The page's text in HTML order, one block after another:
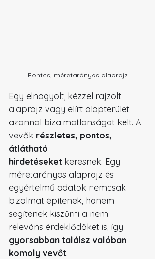
Pontos, méretarányos alaprajz
Egy elnagyolt, kézzel rajzolt
alaprajz vagy elírt alapterület
azonnal bizalmatlanságot kelt. A
vevők részletes, pontos,
átlátható
hirdetéseket keresnek. Egy
méretarányos alaprajz és
egyértelmű adatok nemcsak
bizalmat építenek, hanem
segítenek kiszűrni a nem
releváns érdeklődőket is, így
gyorsabban találsz valóban
komoly vevőt.